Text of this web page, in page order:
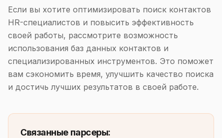
Если вы хотите оптимизировать поиск контактов
HR-специалистов и повысить эффективность
своей работы, рассмотрите возможность
использования баз данных контактов и
специализированных инструментов. Это поможет
вам сэкономить время, улучшить качество поиска
и достичь лучших результатов в своей работе.
Связанные парсеры: